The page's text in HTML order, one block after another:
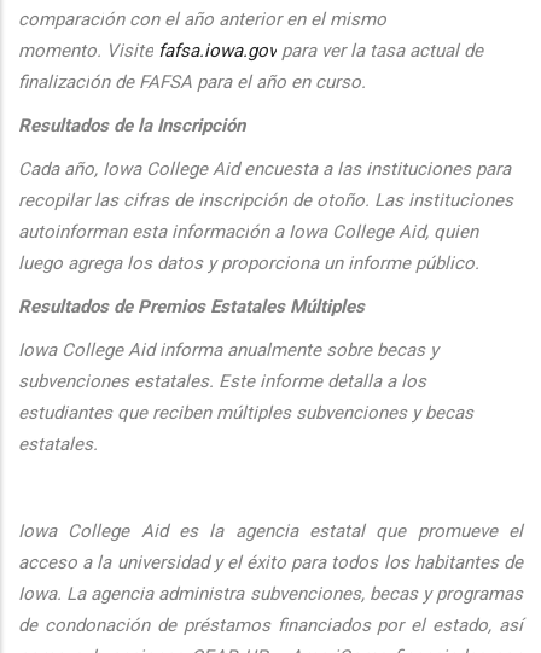
comparación con el año anterior en el mismo
momento. Visite fafsa.iowa.gov para ver la tasa actual de
finalización de FAFSA para el año en curso.
Resultados de la Inscripción
Cada año, Iowa College Aid encuesta a las instituciones para
recopilar las cifras de inscripción de otoño. Las instituciones
autoinforman esta información a Iowa College Aid, quien
luego agrega los datos y proporciona un informe público.
Resultados de Premios Estatales Múltiples
Iowa College Aid informa anualmente sobre becas y
subvenciones estatales. Este informe detalla a los
estudiantes que reciben múltiples subvenciones y becas
estatales.
Iowa College Aid es la agencia estatal que promueve el
acceso a la universidad y el éxito para todos los habitantes de
Iowa. La agencia administra subvenciones, becas y programas
de condonación de préstamos financiados por el estado, así